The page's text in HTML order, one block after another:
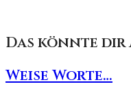
Das könnte
Weise Worte…